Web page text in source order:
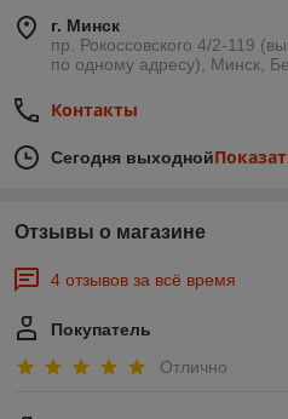
г. Минск
пр. Рокоссовского 4/2-119
по одному адресу), Минск,
Контакты
Сегодня выходной
Отзывы о магазине
4 отзывов за всё время
Покупатель
Отлично